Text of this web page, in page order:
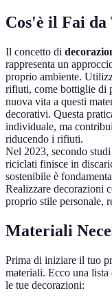
Cos'è il Fai
Il concetto di
rappresenta un
proprio ambiente.
rifiuti, come bottiglie di
nuova vita a questi
decorativi. Questa
individuale, ma
riducendo i rifiuti.
Nel 2023, secondo
riciclati finisce in
sostenibile è
Realizzare decorazioni
proprio stile personale,
Materiali
Prima di iniziare il tuo
materiali. Ecco una
le tue decorazioni: